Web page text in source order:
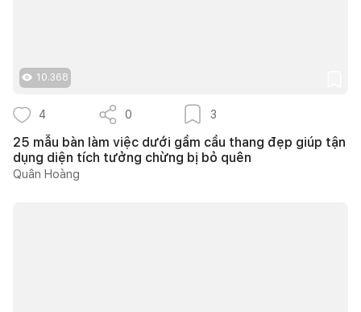
10.368
4 0 3
25 mẫu bàn làm việc dưới gầm cầu thang đẹp giúp tận
dụng diện tích tưởng chừng bị bỏ quên
Quân Hoàng